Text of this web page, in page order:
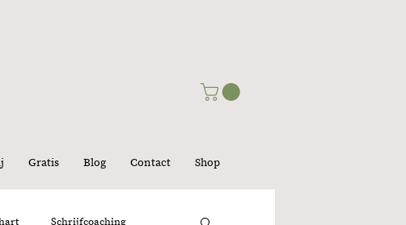
Gratis Blog Contact Shop
Schrijfcoaching